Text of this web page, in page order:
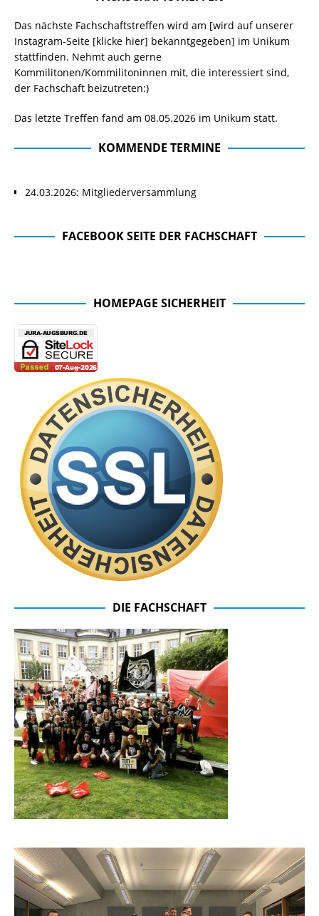
Das nächste Fachschaftstreffen wird am [wird auf unserer
Instagram-Seite [klicke hier] bekanntgegeben] im Unikum
stattfinden. Nehmt auch gerne
Kommilitonen/Kommilitoninnen mit, die interessiert sind,
der Fachschaft beizutreten:)
Das letzte Treffen fand am 08.05.2026 im Unikum statt.
KOMMENDE TERMINE
24.03.2026: Mitgliederversammlung
FACEBOOK SEITE DER FACHSCHAFT
HOMEPAGE SICHERHEIT
DIE FACHSCHAFT